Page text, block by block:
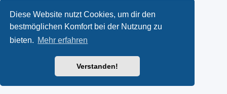
Diese Website nutzt Cookies, um dir den
bestmöglichen Komfort bei der Nutzung zu
bieten. Mehr erfahren
Verstanden!